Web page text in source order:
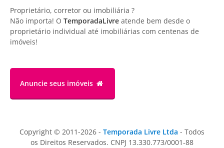
Proprietário, corretor ou imobiliária ?
Não importa! O TemporadaLivre atende bem desde o
proprietário individual até imobiliárias com centenas de
imóveis!
Anuncie seus imóveis
Copyright © 2011-2026 - Temporada Livre Ltda - Todos
os Direitos Reservados. CNPJ 13.330.773/0001-88